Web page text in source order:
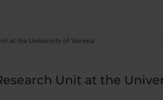
at the University of Verona
Unit at the